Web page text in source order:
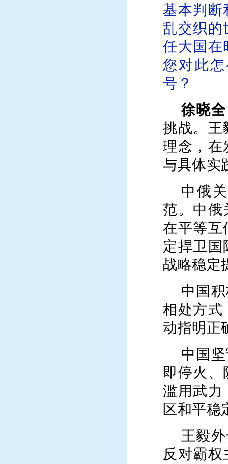
基本判断
乱交织的
任大国在
您对此
号？
徐晓
挑战。王
理念，在
与具体实
中俄
范。中俄
在平等互
定捍卫
战略稳定
中国
相处方式
动指明正
中国
即停火、
滥用武力
区和平稳
王毅
反对霸